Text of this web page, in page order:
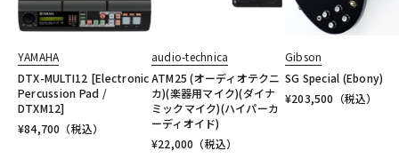
YAMAHA
DTX-MULTI12 [Electronic
Percussion Pad /
DTXM12]
¥84,700 （税込）
audio-technica
ATM25 (オーディオテクニ
カ)(楽器用マイク)(ダイナ
ミックマイク)(ハイパーカ
ーディオイド)
¥22,000 （税込）
Gibson
SG Special (Ebony)
¥203,500 （税込）